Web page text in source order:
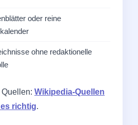
oder reine
ohne redaktionelle
Wikipedia-Quellen
richtig.